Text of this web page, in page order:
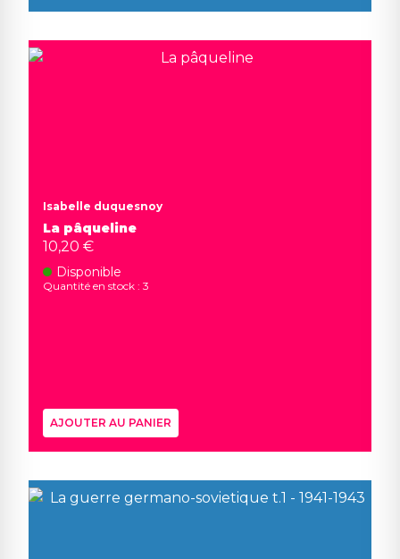
Isabelle duquesnoy
La pâqueline
10,20 €
Disponible
Quantité en stock : 3
AJOUTER AU PANIER